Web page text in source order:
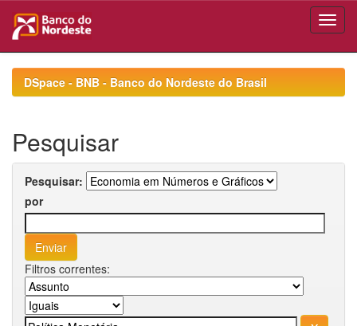
navigationDSpace - BNB - Banco do Nordeste do Brasil
Pesquisar
Pesquisar:
por
Filtros correntes: